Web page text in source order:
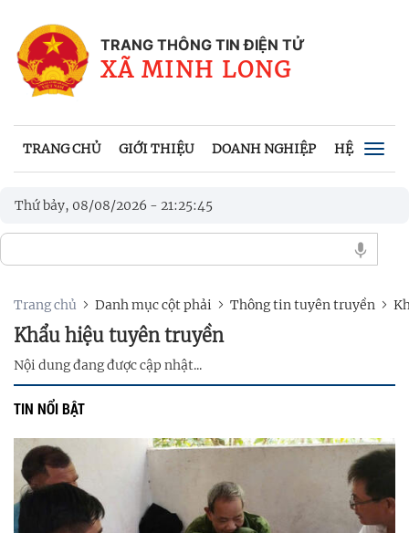
TRANG THÔNG TIN ĐIỆN TỬ
XÃ MINH LONG
TRANG CHỦ GIỚI THIỆU DOANH NGHIỆP HỆ THỐNG
Thứ bảy, 08/08/2026 - 21:25:45
Trang chủ Danh mục cột phải Thông tin tuyên truyền
Khẩu hiệu tuyên truyền
Nội dung đang được cập nhật...
TIN NỔI BẬT